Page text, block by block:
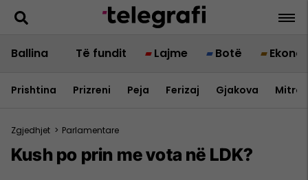
Ballina Të fundit Lajme Botë
Prishtina Prizreni Peja Ferizaj Gjakova
Zgjedhjet > Parlamentare
Kush po prin me vota në LDK?